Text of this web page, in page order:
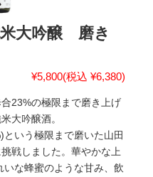
大吟醸 磨き
¥5,800(税込 ¥6,380)
23%の極限まで磨き上げ
大吟醸酒。
いう極限まで磨いた山田
戦しました。華やかな上
な蜂蜜のような甘み、飲